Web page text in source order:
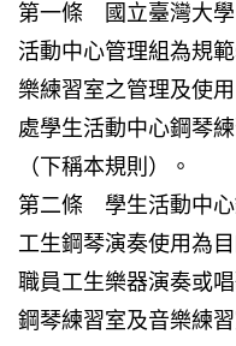
第一條 國立臺灣大學
活動中心管理組為規
樂練習室之管理及使
處學生活動中心鋼琴
（下稱本規則）。
第二條 學生活動中心
工生鋼琴演奏使用為
職員工生樂器演奏或
鋼琴練習室及音樂練